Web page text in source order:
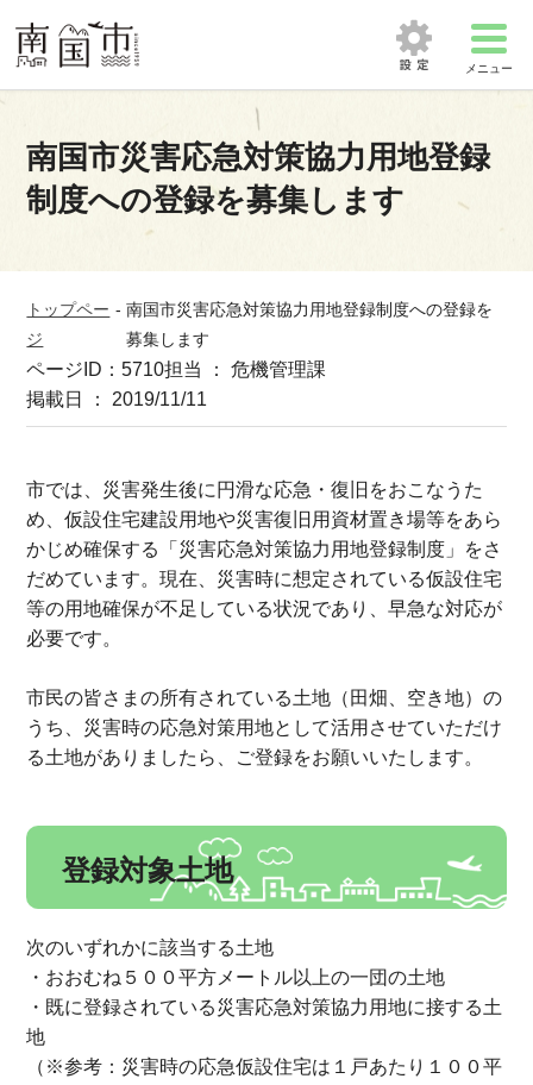
メニュー
南国市災害応急対策協力用地登録
制度への登録を募集します
トップペー
ジ
-南国市災害応急対策協力用地登録制度への登録を
募集します
ページID：5710担当 ： 危機管理課
掲載日 ： 2019/11/11
市では、災害発生後に円滑な応急・復旧をおこなうた
め、仮設住宅建設用地や災害復旧用資材置き場等をあら
かじめ確保する「災害応急対策協力用地登録制度」をさ
だめています。現在、災害時に想定されている仮設住宅
等の用地確保が不足している状況であり、早急な対応が
必要です。
市民の皆さまの所有されている土地（田畑、空き地）の
うち、災害時の応急対策用地として活用させていただけ
る土地がありましたら、ご登録をお願いいたします。
登録対象土地
次のいずれかに該当する土地
・おおむね５００平方メートル以上の一団の土地
・既に登録されている災害応急対策協力用地に接する土
地
（※参考：災害時の応急仮設住宅は１戸あたり１００平